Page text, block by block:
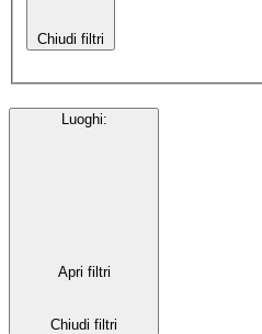
Chiudi filtri
Luoghi:
Apri filtri
Chiudi filtri